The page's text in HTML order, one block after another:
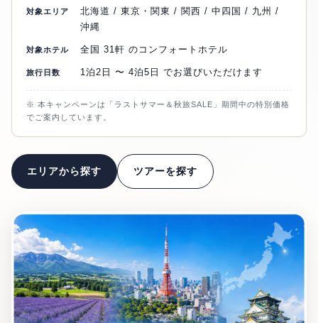
対象エリア
北海道 / 東京・関東 / 関西 / 中四国 / 九州 /
沖縄
対象ホテル 全国 31軒 のコンフォートホテル
旅行日数 1泊2日 〜 4泊5日 でお選びいただけます
※ 本キャンペーンは「ラストサマー＆秋旅SALE」期間中の特別価格
でご案内しています。
エリアから探す ツアーを探す